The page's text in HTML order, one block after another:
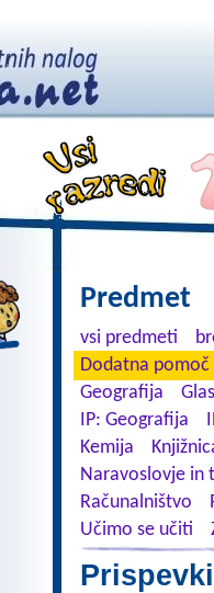
Predmet
vsi predmeti
Dodatna
Geografija
IP: Geografija
Kemija
Naravoslovje in
Računalništvo
Učimo se učiti